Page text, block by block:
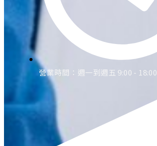
營業時間：週一到週五 9:00 - 18:00